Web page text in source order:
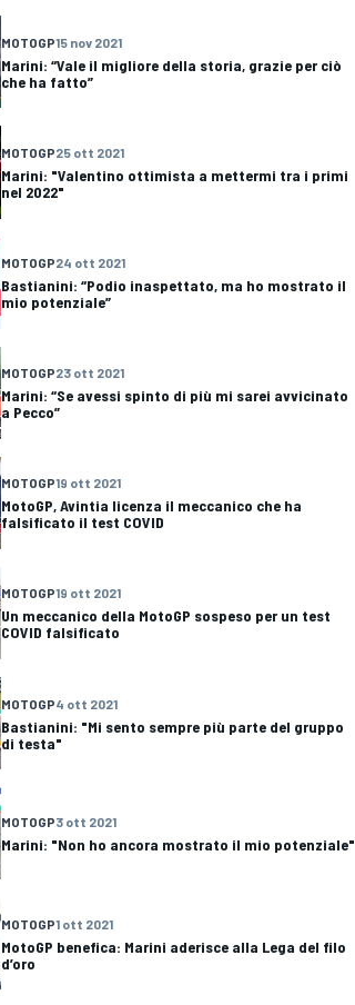
MOTOGP15 nov 2021
Marini: “Vale il migliore della storia, grazie per ciò
che ha fatto”
MOTOGP25 ott 2021
Marini: "Valentino ottimista a mettermi tra i primi
nel 2022"
MOTOGP24 ott 2021
Bastianini: “Podio inaspettato, ma ho mostrato il
mio potenziale”
MOTOGP23 ott 2021
Marini: “Se avessi spinto di più mi sarei avvicinato
a Pecco”
MOTOGP19 ott 2021
MotoGP, Avintia licenza il meccanico che ha
falsificato il test COVID
MOTOGP19 ott 2021
Un meccanico della MotoGP sospeso per un test
COVID falsificato
MOTOGP4 ott 2021
Bastianini: "Mi sento sempre più parte del gruppo
di testa"
MOTOGP3 ott 2021
Marini: "Non ho ancora mostrato il mio potenziale"
MOTOGP1 ott 2021
MotoGP benefica: Marini aderisce alla Lega del filo
d’oro